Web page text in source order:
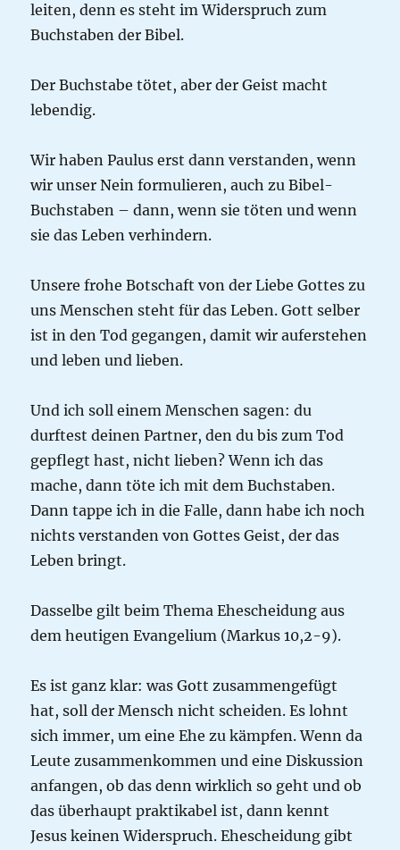
leiten, denn es steht im Widerspruch zum
Buchstaben der Bibel.
Der Buchstabe tötet, aber der Geist macht
lebendig.
Wir haben Paulus erst dann verstanden, wenn
wir unser Nein formulieren, auch zu Bibel-
Buchstaben – dann, wenn sie töten und wenn
sie das Leben verhindern.
Unsere frohe Botschaft von der Liebe Gottes zu
uns Menschen steht für das Leben. Gott selber
ist in den Tod gegangen, damit wir auferstehen
und leben und lieben.
Und ich soll einem Menschen sagen: du
durftest deinen Partner, den du bis zum Tod
gepflegt hast, nicht lieben? Wenn ich das
mache, dann töte ich mit dem Buchstaben.
Dann tappe ich in die Falle, dann habe ich noch
nichts verstanden von Gottes Geist, der das
Leben bringt.
Dasselbe gilt beim Thema Ehescheidung aus
dem heutigen Evangelium (Markus 10,2-9).
Es ist ganz klar: was Gott zusammengefügt
hat, soll der Mensch nicht scheiden. Es lohnt
sich immer, um eine Ehe zu kämpfen. Wenn da
Leute zusammenkommen und eine Diskussion
anfangen, ob das denn wirklich so geht und ob
das überhaupt praktikabel ist, dann kennt
Jesus keinen Widerspruch. Ehescheidung gibt